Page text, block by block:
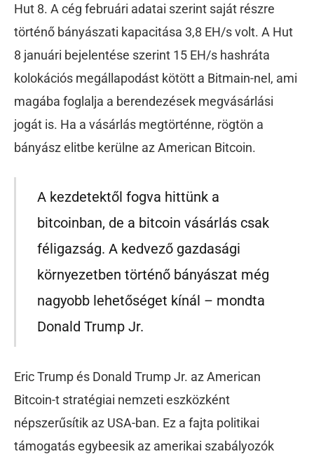
Hut 8. A cég februári adatai szerint saját részre
történő bányászati kapacitása 3,8 EH/s volt. A Hut
8 januári bejelentése szerint 15 EH/s hashráta
kolokációs megállapodást kötött a Bitmain-nel, ami
magába foglalja a berendezések megvásárlási
jogát is. Ha a vásárlás megtörténne, rögtön a
bányász elitbe kerülne az American Bitcoin.
A kezdetektől fogva hittünk a
bitcoinban, de a bitcoin vásárlás csak
féligazság. A kedvező gazdasági
környezetben történő bányászat még
nagyobb lehetőséget kínál – mondta
Donald Trump Jr.
Eric Trump és Donald Trump Jr. az American
Bitcoin-t stratégiai nemzeti eszközként
népszerűsítik az USA-ban. Ez a fajta politikai
támogatás egybeesik az amerikai szabályozók